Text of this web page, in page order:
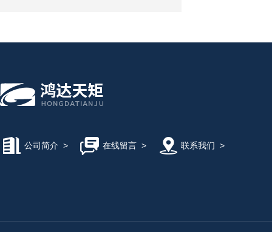
公司简介 > 在线留言> 联系我们 >